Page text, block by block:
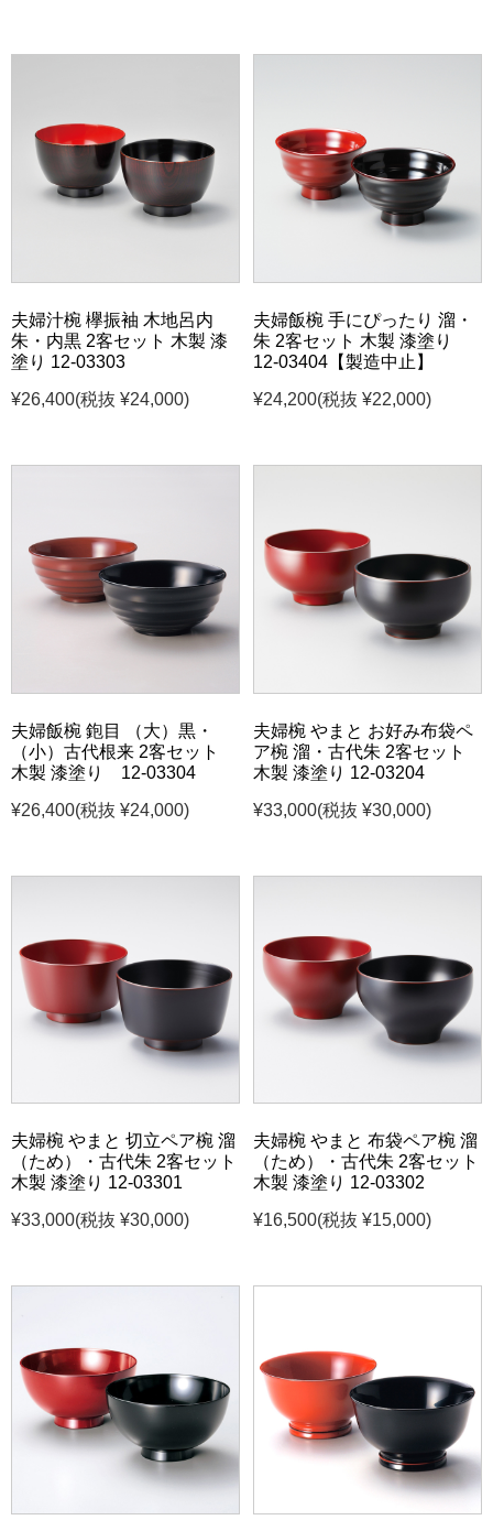
夫婦汁椀 欅振袖 木地呂内
朱・内黒 2客セット 木製 漆
塗り 12-03303
¥26,400(税抜 ¥24,000)
夫婦飯椀 手にぴったり 溜・
朱 2客セット 木製 漆塗り
12-03404【製造中止】
¥24,200(税抜 ¥22,000)
夫婦飯椀 鉋目 （大）黒・
（小）古代根来 2客セット
木製 漆塗り 12-03304
¥26,400(税抜 ¥24,000)
夫婦椀 やまと お好み布袋ペ
ア椀 溜・古代朱 2客セット
木製 漆塗り 12-03204
¥33,000(税抜 ¥30,000)
夫婦椀 やまと 切立ペア椀 溜
（ため）・古代朱 2客セット
木製 漆塗り 12-03301
¥33,000(税抜 ¥30,000)
夫婦椀 やまと 布袋ペア椀 溜
（ため）・古代朱 2客セット
木製 漆塗り 12-03302
¥16,500(税抜 ¥15,000)